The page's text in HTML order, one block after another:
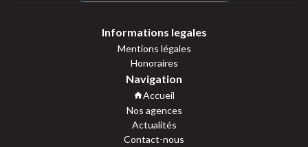
Informations legales
Mentions légales
Honoraires
Navigation
Accueil
Nos agences
Actualités
Contact-nous